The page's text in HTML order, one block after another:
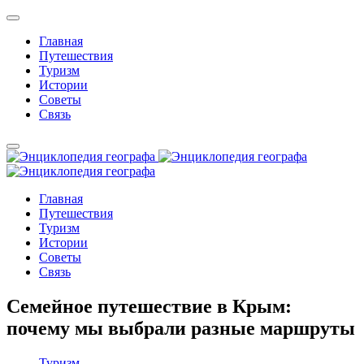
Главная
Путешествия
Туризм
Истории
Советы
Связь
Главная
Путешествия
Туризм
Истории
Советы
Связь
Семейное путешествие в Крым:
почему мы выбрали разные маршруты